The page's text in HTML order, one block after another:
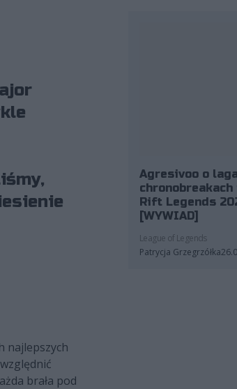
najlepszych
brała pod
Agresivoo o
Rift Legends
[WYWIAD]
League of Legends
Patrycja Grzegrzółka